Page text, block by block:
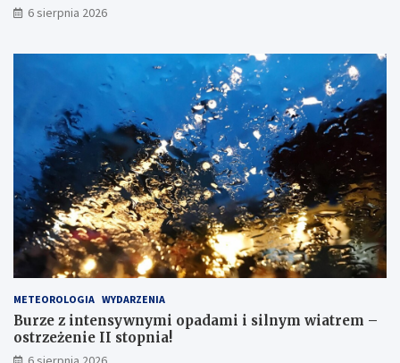
6 sierpnia 2026
METEOROLOGIA WYDARZENIA
Burze z intensywnymi opadami i silnym wiatrem –
ostrzeżenie II stopnia!